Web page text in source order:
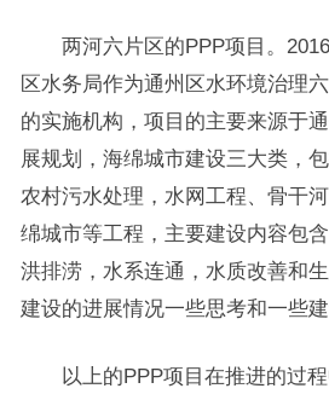
两河六片区的PPP项目。2016
区水务局作为通州区水环境治理
的实施机构，项目的主要来源于
展规划，海绵城市建设三大类，
农村污水处理，水网工程、骨干
绵城市等工程，主要建设内容包
洪排涝，水系连通，水质改善和
建设的进展情况一些思考和一些建
以上的PPP项目在推进的过程